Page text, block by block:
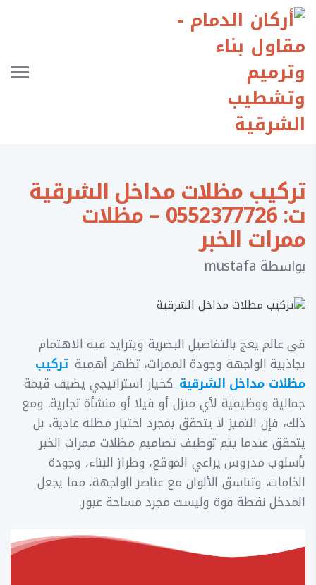
تركيب مظلات مداخل الشرقية
ت: 0552377726 – مظلات
ممرات الخبر
بواسطة mustafa
في عالم يعج بالتفاصيل البصرية ويتزايد فيه الاهتمام
بجاذبية الواجهة وجودة الممرات، تظهر أهمية تركيب
مظلات مداخل الشرقية كخيار استراتيجي يضيف قيمة
جمالية ووظيفية لأي منزل أو فيلا أو منشأة تجارية. ومع
ذلك، فإن التميز لا يتحقق بمجرد اختيار مظلة عادية، بل
يتحقق عندما يتم توظيف تصاميم مظلات ممرات الخبر
بأسلوب مدروس يراعي الموقع، وطراز البناء، وجودة
الخامات، وتناسق الألوان مع عناصر الواجهة، مما يجعل
المدخل نقطة قوة وليست مجرد مساحة عبور.